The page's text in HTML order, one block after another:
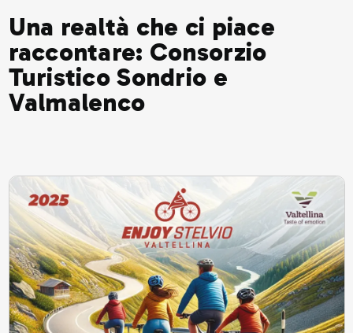
Una realtà che ci piace
raccontare: Consorzio
Turistico Sondrio e
Valmalenco